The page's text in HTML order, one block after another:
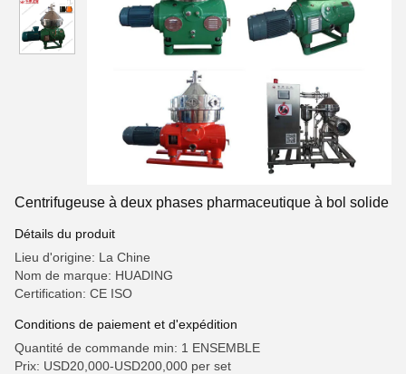
Centrifugeuse à deux phases pharmaceutique à bol solide
Détails du produit
Lieu d'origine: La Chine
Nom de marque: HUADING
Certification: CE ISO
Conditions de paiement et d'expédition
Quantité de commande min: 1 ENSEMBLE
Prix: USD20,000-USD200,000 per set